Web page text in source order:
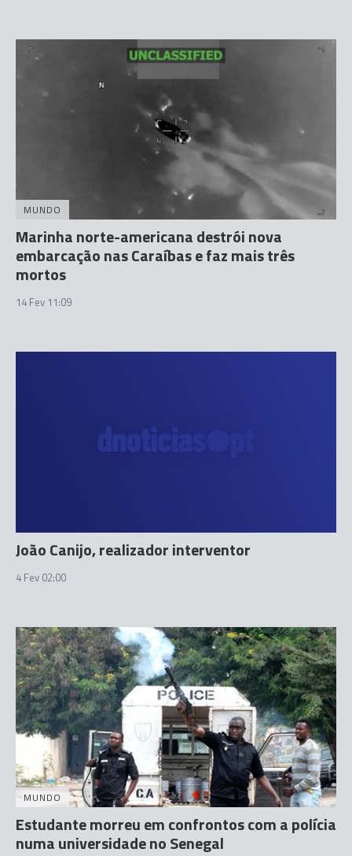
MUNDO
Marinha norte-americana destrói nova
embarcação nas Caraíbas e faz mais três
mortos
14 Fev 11:09
João Canijo, realizador interventor
4 Fev 02:00
MUNDO
Estudante morreu em confrontos com a polícia
numa universidade no Senegal